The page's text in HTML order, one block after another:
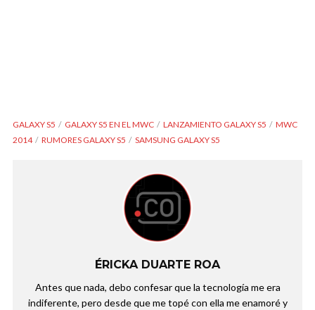
GALAXY S5 GALAXY S5 EN EL MWC LANZAMIENTO GALAXY S5
MWC
2014
RUMORES GALAXY S5 SAMSUNG GALAXY S5
ÉRICKA DUARTE ROA
Antes que nada, debo confesar que la tecnología me era
indiferente, pero desde que me topé con ella me enamoré y